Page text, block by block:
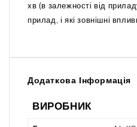
хв (в залежності від
прилад, і які зовнішні
Додаткова Інформація
ВИРОБНИК